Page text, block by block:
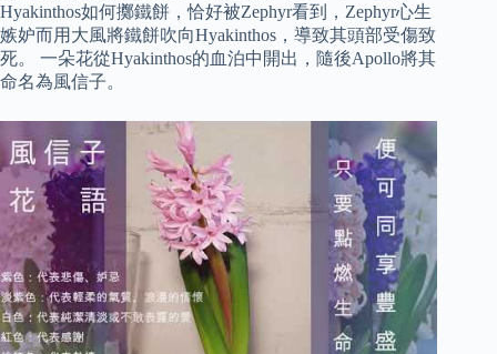
Hyakinthos如何擲鐵餅，恰好被Zephyr看到，Zephyr心生
嫉妒而用大風將鐵餅吹向Hyakinthos，導致其頭部受傷致
死。 一朵花從Hyakinthos的血泊中開出，隨後Apollo將其
命名為風信子。